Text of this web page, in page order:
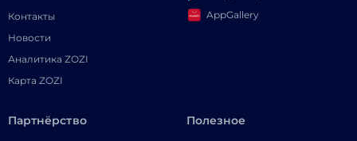
Контакты
Новости
Аналитика ZOZI
Карта ZOZI
AppGallery
Партнёрство Полезное